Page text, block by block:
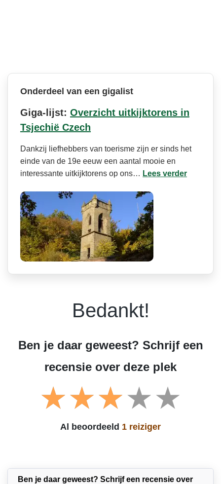
Onderdeel van een gigalist
Giga-lijst: Overzicht uitkijktorens in
Tsjechië Czech
Dankzij liefhebbers van toerisme zijn er sinds het
einde van de 19e eeuw een aantal mooie en
interessante uitkijktorens op ons… Lees verder
Bedankt!
Ben je daar geweest? Schrijf een
recensie over deze plek
Al beoordeeld 1 reiziger
Ben je daar geweest? Schrijf een recensie over